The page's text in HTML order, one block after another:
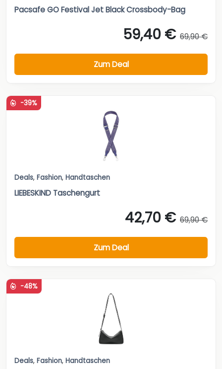
Pacsafe GO Festival Jet Black Crossbody-Bag
59,40 € 69,90 €
Zum Deal
-39%
Deals, Fashion, Handtaschen
LIEBESKIND Taschengurt
42,70 € 69,90 €
Zum Deal
-48%
Deals, Fashion, Handtaschen